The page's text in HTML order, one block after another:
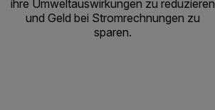
ihre Umweltauswirkungen zu reduzieren
und Geld bei Stromrechnungen zu
sparen.